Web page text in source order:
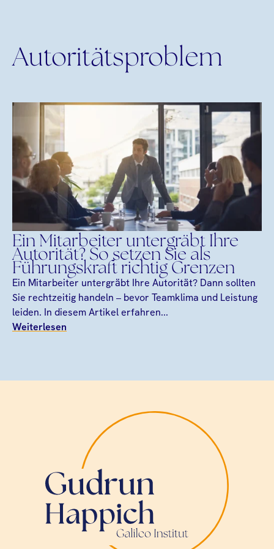
Autoritätsproblem
Ein Mitarbeiter untergräbt Ihre
Autorität? So setzen Sie als
Führungskraft richtig Grenzen
Ein Mitarbeiter untergräbt Ihre Autorität? Dann sollten
Sie rechtzeitig handeln – bevor Teamklima und Leistung
leiden. In diesem Artikel erfahren...
Weiterlesen